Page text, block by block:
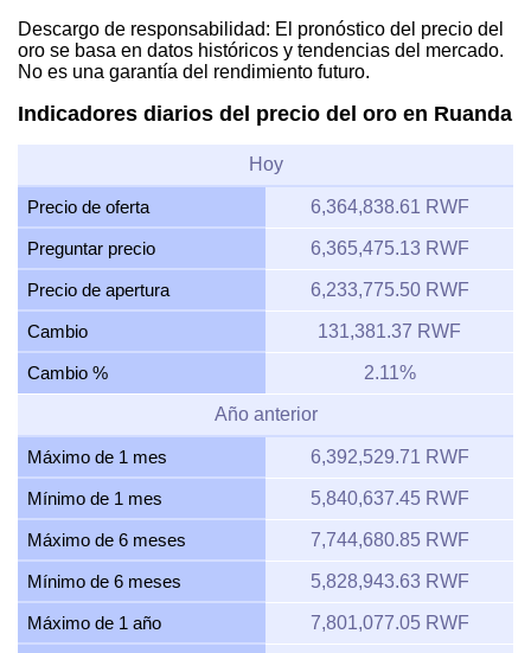
Descargo de responsabilidad: El pronóstico del precio del
oro se basa en datos históricos y tendencias del mercado.
No es una garantía del rendimiento futuro.
Indicadores diarios del precio del oro en Ruanda
Hoy
Precio de oferta 6,364,838.61 RWF
Preguntar precio 6,365,475.13 RWF
Precio de apertura 6,233,775.50 RWF
Cambio 131,381.37 RWF
Cambio % 2.11%
Año anterior
Máximo de 1 mes 6,392,529.71 RWF
Mínimo de 1 mes 5,840,637.45 RWF
Máximo de 6 meses 7,744,680.85 RWF
Mínimo de 6 meses 5,828,943.63 RWF
Máximo de 1 año 7,801,077.05 RWF